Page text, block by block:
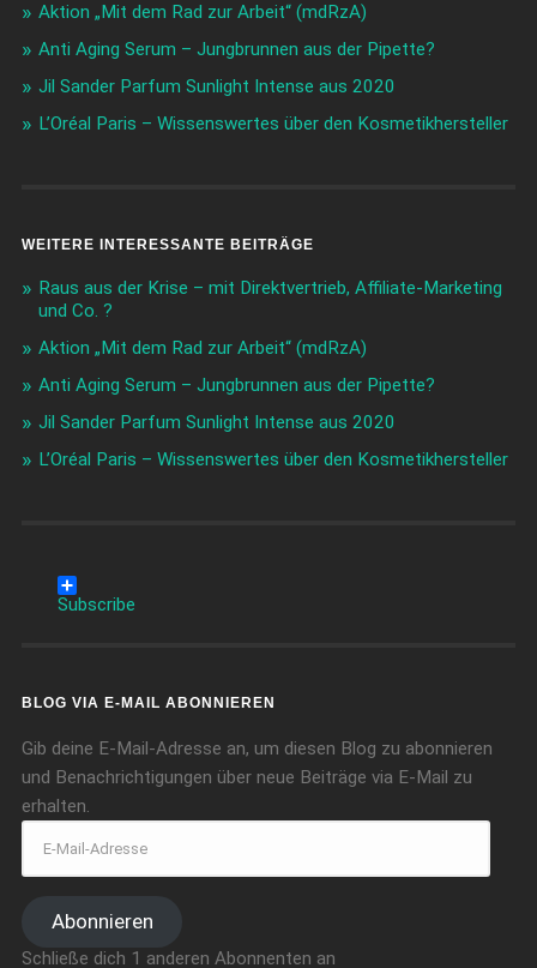
Aktion „Mit dem Rad zur Arbeit“ (mdRzA)
Anti Aging Serum – Jungbrunnen aus der Pipette?
Jil Sander Parfum Sunlight Intense aus 2020
L’Oréal Paris – Wissenswertes über den Kosmetikhersteller
WEITERE INTERESSANTE BEITRÄGE
Raus aus der Krise – mit Direktvertrieb, Affiliate-Marketing
und Co. ?
Aktion „Mit dem Rad zur Arbeit“ (mdRzA)
Anti Aging Serum – Jungbrunnen aus der Pipette?
Jil Sander Parfum Sunlight Intense aus 2020
L’Oréal Paris – Wissenswertes über den Kosmetikhersteller
Subscribe
BLOG VIA E-MAIL ABONNIEREN
Gib deine E-Mail-Adresse an, um diesen Blog zu abonnieren
und Benachrichtigungen über neue Beiträge via E-Mail zu
erhalten.
Abonnieren
Schließe dich 1 anderen Abonnenten an